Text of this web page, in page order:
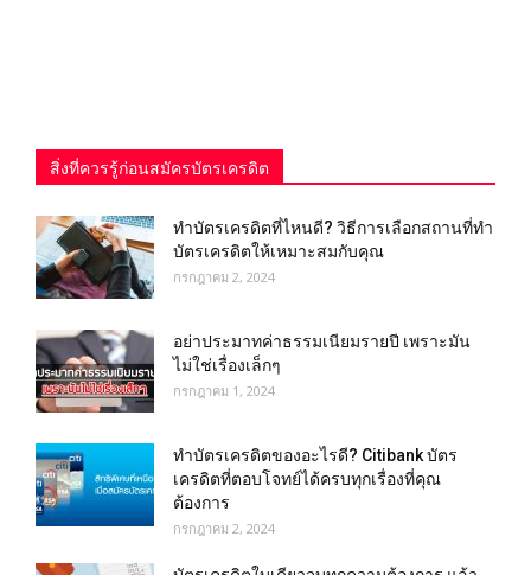
สิ่งที่ควรรู้ก่อนสมัครบัตรเครดิต
ทําบัตรเครดิตที่ไหนดี? วิธีการเลือกสถานที่ทำ
บัตรเครดิตให้เหมาะสมกับคุณ
กรกฎาคม 2, 2024
อย่าประมาทค่าธรรมเนียมรายปี เพราะมัน
ไม่ใช่เรื่องเล็กๆ
กรกฎาคม 1, 2024
ทำบัตรเครดิตของอะไรดี? Citibank บัตร
เครดิตที่ตอบโจทย์ได้ครบทุกเรื่องที่คุณ
ต้องการ
กรกฎาคม 2, 2024